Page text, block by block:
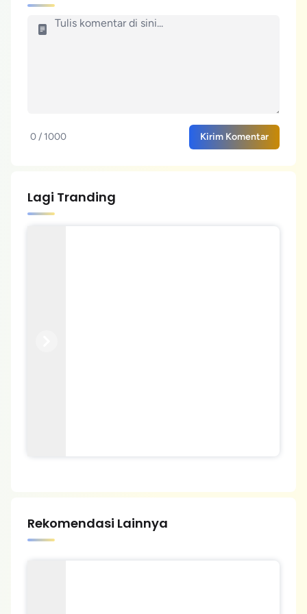
0 / 1000 Kirim Komentar
Lagi Tranding
Rekomendasi Lainnya